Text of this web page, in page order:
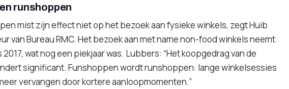
runshoppen
mist zijn effect niet op het bezoek aan fysieke winkels, zegt Huib
van Bureau RMC. Het bezoek aan met name non-food winkels neemt
wat nog een piekjaar was. Lubbers: “Het koopgedrag van de
significant. Funshoppen wordt runshoppen: lange winkelsessies
vervangen door kortere aanloopmomenten.”